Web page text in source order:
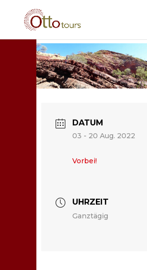
DATUM
03 - 20 Aug. 2022
Vorbei!
UHRZEIT
Ganztägig